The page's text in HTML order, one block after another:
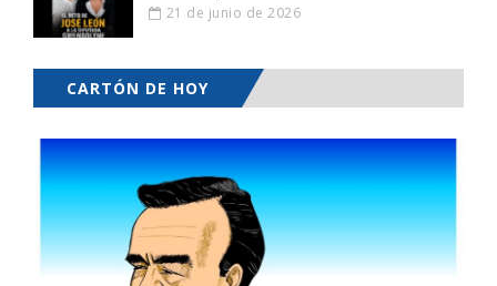
21 de junio de 2026
CARTÓN DE HOY